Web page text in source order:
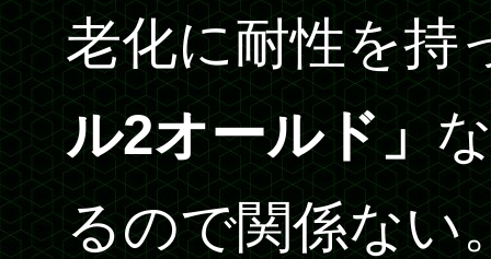
老化に耐性を持
ル2オールド」
るので関係ない